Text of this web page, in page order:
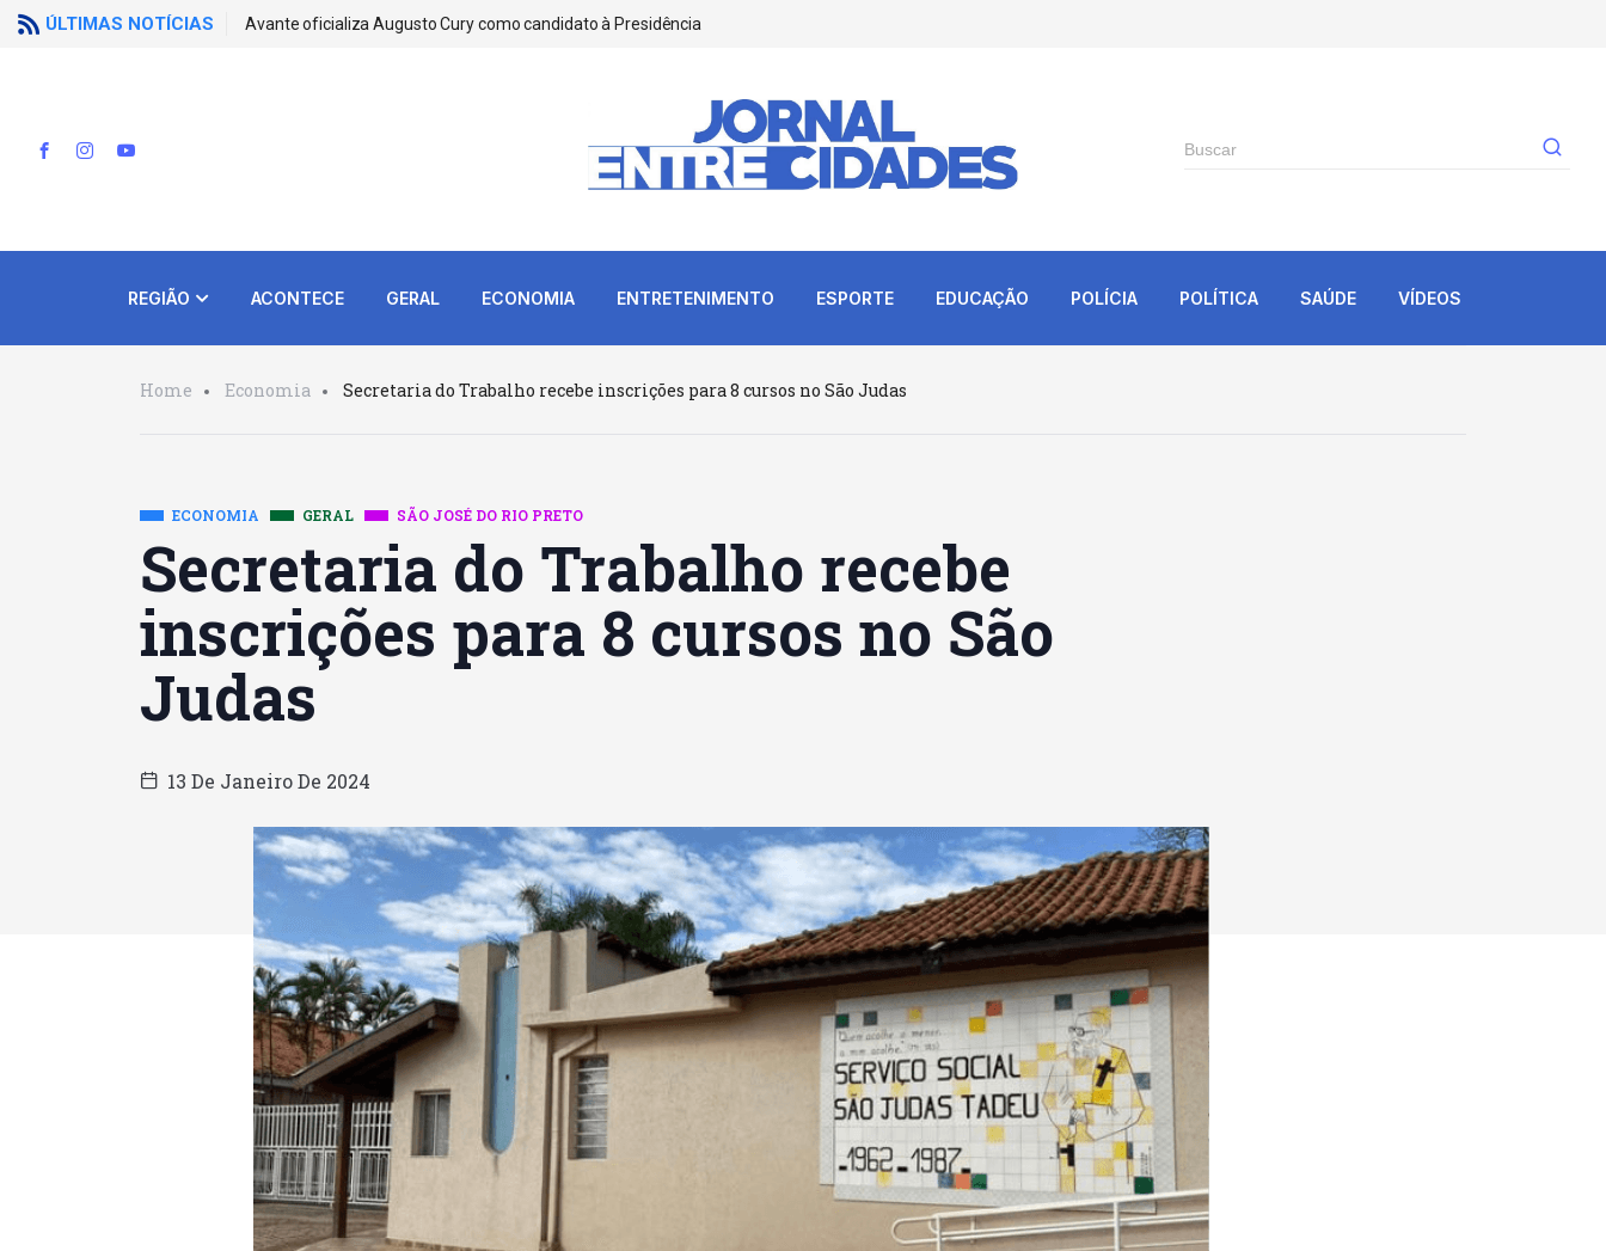
ÚLTIMAS NOTÍCIAS Avante oficializa Augusto Cury como candidato à Presidência
REGIÃO ACONTECE GERAL ECONOMIA ENTRETENIMENTO ESPORTE EDUCAÇÃO POLÍCIA POLÍTICA SAÚDE VÍDEOS
Home Economia Secretaria do Trabalho recebe inscrições para 8 cursos no São Judas
ECONOMIA GERAL SÃO JOSÉ DO RIO PRETO
Secretaria do Trabalho recebe
inscrições para 8 cursos no São
Judas
13 De Janeiro De 2024